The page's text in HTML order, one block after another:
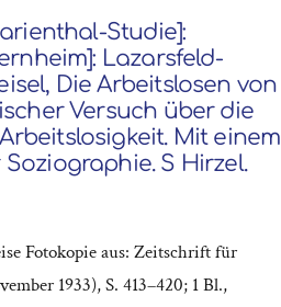
Studie]:
Lazarsfeld-
Die Arbeitslosen von
Versuch über die
Mit einem
S Hirzel.
Fotokopie aus: Zeitschrift für
1933), S. 413–420; 1 Bl.,